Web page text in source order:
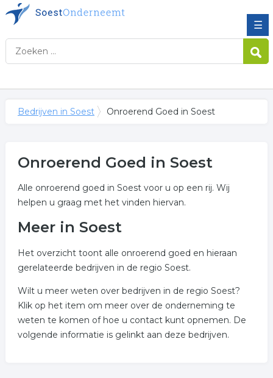
☰
Bedrijven in Soest Onroerend Goed in Soest
Onroerend Goed in Soest
Alle onroerend goed in Soest voor u op een rij. Wij
helpen u graag met het vinden hiervan.
Meer in Soest
Het overzicht toont alle onroerend goed en hieraan
gerelateerde bedrijven in de regio Soest.
Wilt u meer weten over bedrijven in de regio Soest?
Klik op het item om meer over de onderneming te
weten te komen of hoe u contact kunt opnemen. De
volgende informatie is gelinkt aan deze bedrijven.